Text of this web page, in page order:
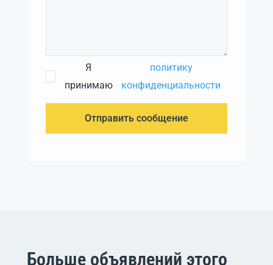
Я
принимаю
политику
конфиденциальности
Отправить сообщение
Больше объявлений этого